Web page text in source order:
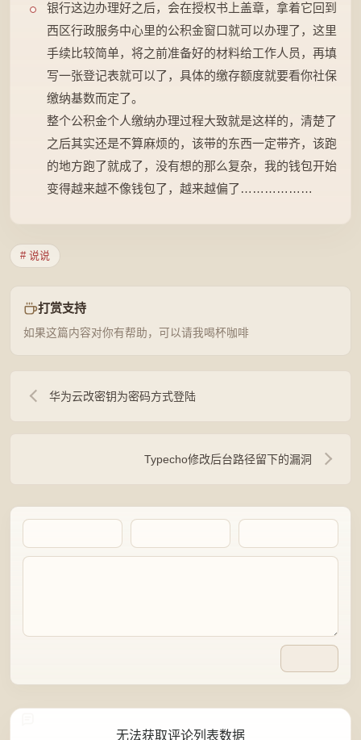
银行这边办理好之后，会在授权书上盖章，拿着它回到
西区行政服务中心里的公积金窗口就可以办理了，这里
手续比较简单，将之前准备好的材料给工作人员，再填
写一张登记表就可以了，具体的缴存额度就要看你社保
缴纳基数而定了。
整个公积金个人缴纳办理过程大致就是这样的，清楚了
之后其实还是不算麻烦的，该带的东西一定带齐，该跑
的地方跑了就成了，没有想的那么复杂，我的钱包开始
变得越来越不像钱包了，越来越偏了………………
# 说说
打赏支持
如果这篇内容对你有帮助，可以请我喝杯咖啡
华为云改密钥为密码方式登陆
Typecho修改后台路径留下的漏洞
无法获取评论列表数据